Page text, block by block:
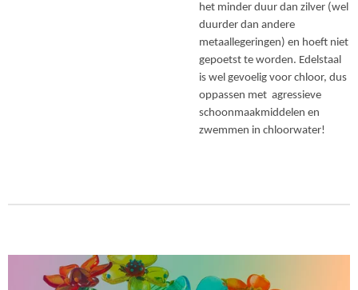
het minder duur dan zilver (wel
duurder dan andere
metaallegeringen) en hoeft niet
gepoetst te worden. Edelstaal
is wel gevoelig voor chloor, dus
oppassen met agressieve
schoonmaakmiddelen en
zwemmen in chloorwater!